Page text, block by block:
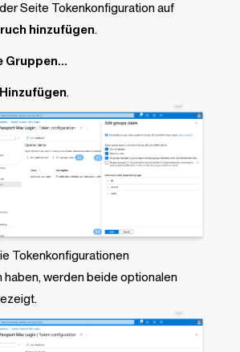
Seite Tokenkonfiguration auf
hinzufügen.
Gruppen...
Hinzufügen.
Tokenkonfigurationen
werden beide optionalen